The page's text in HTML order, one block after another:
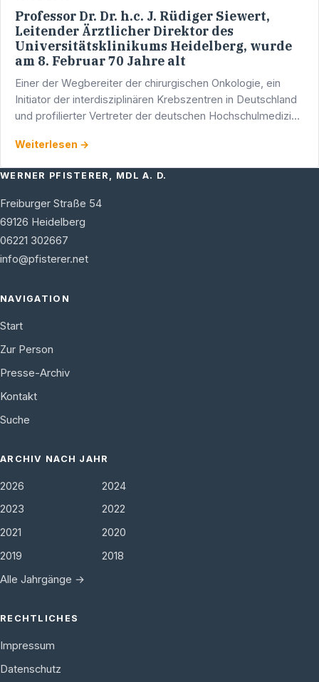
Professor Dr. Dr. h.c. J. Rüdiger Siewert,
Leitender Ärztlicher Direktor des
Universitätsklinikums Heidelberg, wurde
am 8. Februar 70 Jahre alt
Einer der Wegbereiter der chirurgischen Onkologie, ein
Initiator der interdisziplinären Krebszentren in Deutschland
und profilierter Vertreter der deutschen Hochschulmedizin,
Weiterlesen →
WERNER PFISTERER, MDL A. D.
Freiburger Straße 54
69126 Heidelberg
06221 302667
info@pfisterer.net
NAVIGATION
Start
Zur Person
Presse-Archiv
Kontakt
Suche
ARCHIV NACH JAHR
2026
2024
2023
2022
2021
2020
2019
2018
Alle Jahrgänge →
RECHTLICHES
Impressum
Datenschutz